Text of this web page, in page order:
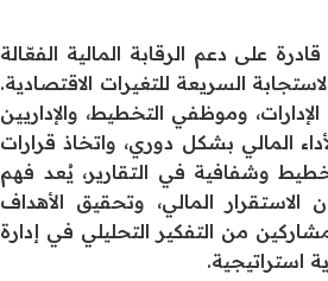
على دعم الرقابة المالية الفعّالة
السريعة للتغيرات الاقتصادية.
وموظفي التخطيط، والإداريين
المالي بشكل دوري، واتخاذ قرارات
وشفافية في التقارير، يُعد فهم
الاستقرار المالي، وتحقيق الأهداف
من التفكير التحليلي في إدارة
استراتيجية.